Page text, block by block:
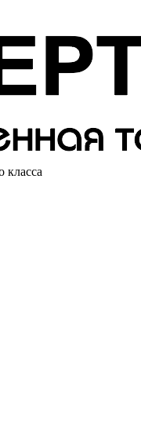
класса